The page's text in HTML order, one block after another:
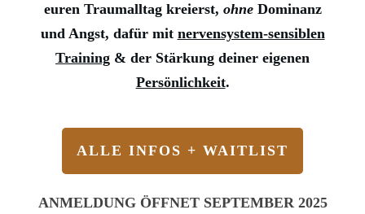
euren Traumalltag kreierst, ohne Dominanz
und Angst, dafür mit nervensystem-sensiblen
Training & der Stärkung deiner eigenen
Persönlichkeit.
ALLE INFOS + WAITLIST
ANMELDUNG ÖFFNET SEPTEMBER 2025